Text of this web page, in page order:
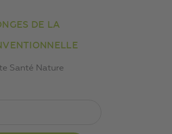
DE LA
Santé Nature